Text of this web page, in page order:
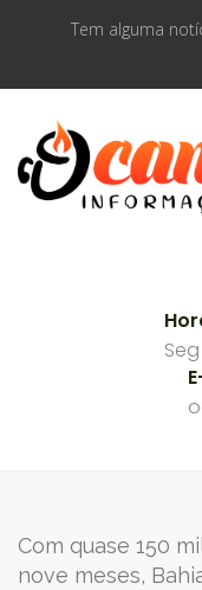
Tem alguma
Com quase 150
nove meses,